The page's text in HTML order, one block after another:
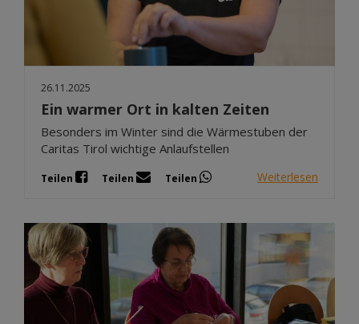
26.11.2025
Ein warmer Ort in kalten Zeiten
Besonders im Winter sind die Wärmestuben der
Caritas Tirol wichtige Anlaufstellen
Teilen Teilen Teilen Weiterlesen